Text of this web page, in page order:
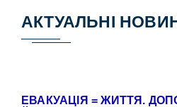
АКТУАЛЬНІ
ЕВАКУАЦІЯ = ЖИТТЯ.